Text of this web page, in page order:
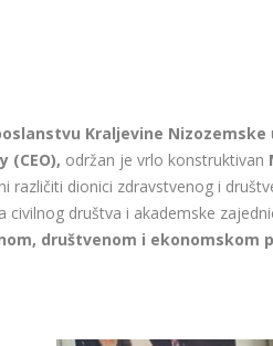
Kraljevine Nizozemske
(CEO), održan je vrlo konstruktivan
različiti dionici zdravstvenog i
civilnog društva i akademske
društvenom i ekonomskom